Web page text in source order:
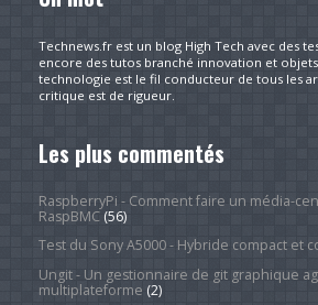
Technews.fr est un blog High Tech avec des
encore des tutos branché innovation et
technologie est le fil conducteur de tous les
critique est de rigueur.
Les plus commentés
RaspberryPi - Comment faire un média-
RaspBMC(56)
Test du Sony A5000 - Hybride compact et
Ungit - Un gestionnaire de git graphique
multiplateforme (2)